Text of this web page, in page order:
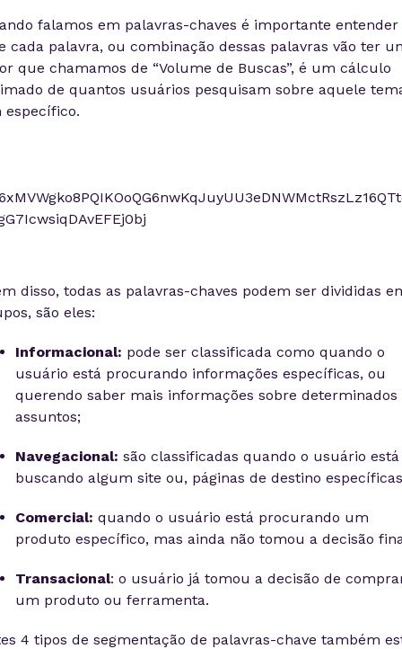
falamos em palavras-chaves é importante entender
cada palavra, ou combinação dessas palavras vão ter
que chamamos de “Volume de Buscas”, é um cálculo
de quantos usuários pesquisam sobre aquele
específico.
disso, todas as palavras-chaves podem ser divididas
são eles:
Informacional: pode ser classificada como quando o
usuário está procurando informações específicas, ou
querendo saber mais informações sobre determinados
assuntos;
Navegacional: são classificadas quando o usuário está
buscando algum site ou, páginas de destino
Comercial: quando o usuário está procurando um
produto específico, mas ainda não tomou a decisão
Transacional: o usuário já tomou a decisão de
um produto ou ferramenta.
4 tipos de segmentação de palavras-chave também